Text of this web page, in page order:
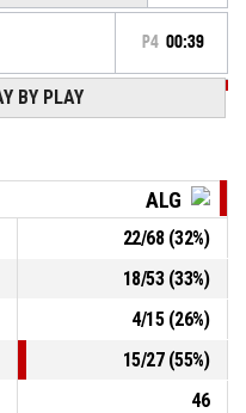
P4 00:39
sbagliato
V., Rimbalzo difensivo
sbagliato
P4
00:48
P4 00:52
BY PLAY
ALG
22/68(32%)
18/53(33%)
4/15(26%)
15/27(55%)
46